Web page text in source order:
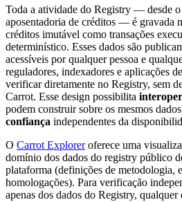
Toda a atividade do Registry — desde
aposentadoria de créditos — é gravada
créditos imutável como transações
determinístico. Esses dados são
acessíveis por qualquer pessoa e
reguladores, indexadores e aplicações
verificar diretamente no Registry, sem
Carrot. Esse design possibilita
podem construir sobre os mesmos
confiança independentes da
O Carrot Exploreroferece uma
domínio dos dados do registry público
plataforma (definições de metodologia,
homologações). Para verificação
apenas dos dados do Registry,